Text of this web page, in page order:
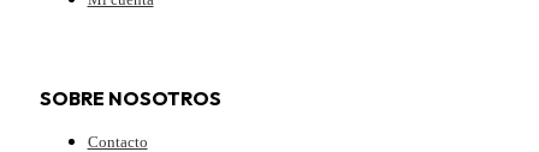
SOBRE NOSOTROS
Contacto